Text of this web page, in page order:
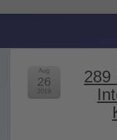
289
Aug
26
2019